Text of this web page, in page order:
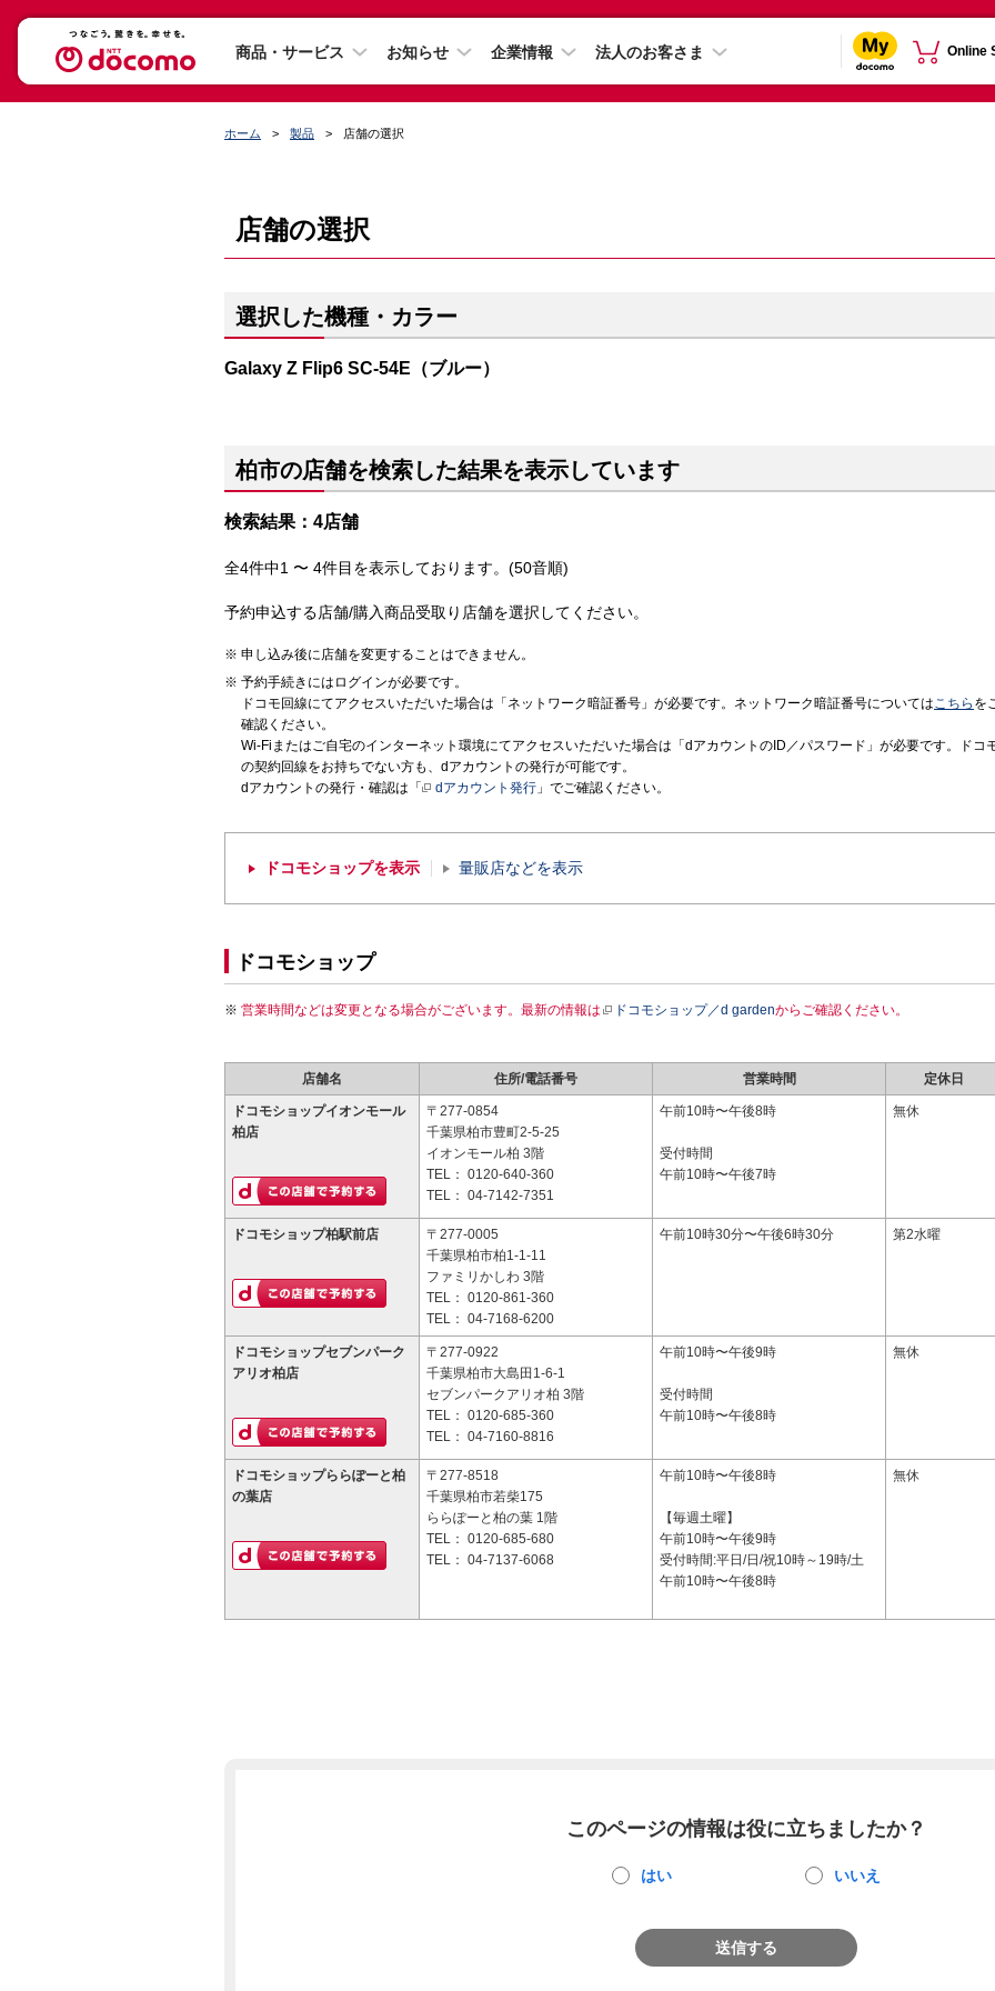
商品・サービス お知らせ 企業情報 法人のお客さま Online
ホーム 製品 店舗の選択
店舗の選択
選択した機種・カラー
Galaxy Z Flip6 SC-54E（ブルー）
柏市の店舗を検索した結果を表示しています
検索結果：4店舗
全4件中1 〜 4件目を表示しております。(50音順)
予約申込する店舗/購入商品受取り店舗を選択してください。
申し込み後に店舗を変更することはできません。
予約手続きにはログインが必要です。
ドコモ回線にてアクセスいただいた場合は「ネットワーク暗証番号」が必要です。ネットワーク暗証番号についてはこちら を
確認ください。
Wi-Fiまたはご自宅のインターネット環境にてアクセスいただいた場合は「dアカウントのID／パスワード」が必要です。ドコ
の契約回線をお持ちでない方も、dアカウントの発行が可能です。
dアカウントの発行・確認は「
dアカウント発行 」でご確認ください。
ドコモショップを表示 量販店などを表示
ドコモショップ
営業時間などは変更となる場合がございます。最新の情報は ドコモショップ／d gardenからご確認ください。
店舗名 住所/電話番号 営業時間 定休日
ドコモショップイオンモール
柏店
〒277-0854
千葉県柏市豊町2-5-25
イオンモール柏 3階
TEL： 0120-640-360
TEL： 04-7142-7351
午前10時〜午後8時
受付時間
午前10時〜午後7時
無休
ドコモショップ柏駅前店
〒277-0005
千葉県柏市柏1-1-11
ファミリかしわ 3階
TEL： 0120-861-360
TEL： 04-7168-6200
午前10時30分〜午後6時30分 第2水曜
ドコモショップセブンパーク
アリオ柏店
〒277-0922
千葉県柏市大島田1-6-1
セブンパークアリオ柏 3階
TEL： 0120-685-360
TEL： 04-7160-8816
午前10時〜午後9時
受付時間
午前10時〜午後8時
無休
ドコモショップららぽーと柏
の葉店
〒277-8518
千葉県柏市若柴175
ららぽーと柏の葉 1階
TEL： 0120-685-680
TEL： 04-7137-6068
午前10時〜午後8時
【毎週土曜】
午前10時〜午後9時
受付時間:平日/日/祝10時～19時/土
午前10時〜午後8時
無休
このページの情報は役に立ちましたか？
はい いいえ
送信する